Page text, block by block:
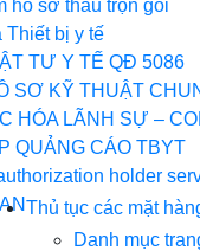
TBYT
hồ sơ thầu trọn gói
Thiết bị y tế
TƯ Y TẾ QĐ 5086
SƠ KỸ THUẬT
HÓA LÃNH SỰ –
QUẢNG CÁO TBYT
holder
Thủ tục các mặt
Danh mục